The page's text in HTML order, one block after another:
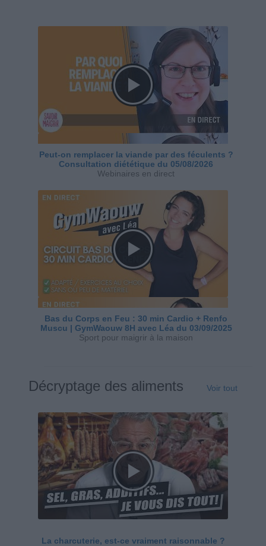
Peut-on remplacer la viande par des féculents ?
Consultation diététique du 05/08/2026
Webinaires en direct
Bas du Corps en Feu : 30 min Cardio + Renfo
Muscu | GymWaouw 8H avec Léa du 03/09/2025
Sport pour maigrir à la maison
Décryptage des aliments Voir tout
La charcuterie, est-ce vraiment raisonnable ?